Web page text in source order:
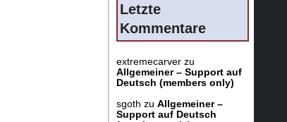
Letzte
Kommentare
extremecarver zu
Allgemeiner – Support auf
Deutsch (members only)
sgoth zu Allgemeiner –
Support auf Deutsch